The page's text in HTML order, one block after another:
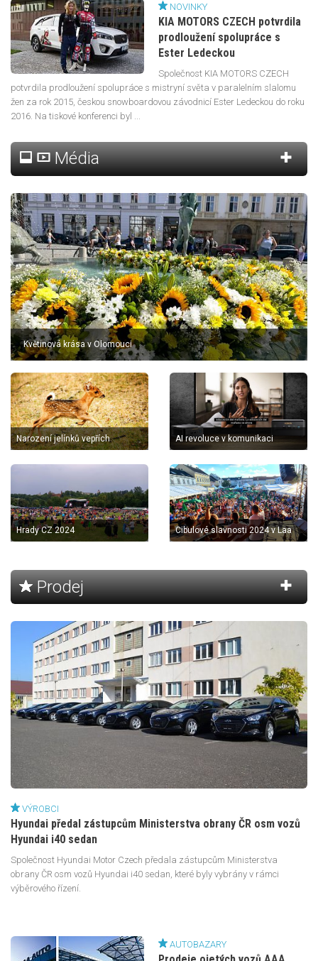
NOVINKY
KIA MOTORS CZECH potvrdila
prodloužení spolupráce s
Ester Ledeckou
Společnost KIA MOTORS CZECH
potvrdila prodloužení spolupráce s mistryní světa v paralelním slalomu
žen za rok 2015, českou snowboardovou závodnicí Ester Ledeckou do roku
2016. Na tiskové konferenci byl ...
Média
Květinová krása v Olomouci
Narození jelínků vepřích AI revoluce v komunikaci
Hrady CZ 2024 Cibulové slavnosti 2024 v Laa
Prodej
VÝROBCI
Hyundai předal zástupcům Ministerstva obrany ČR osm vozů
Hyundai i40 sedan
Společnost Hyundai Motor Czech předala zástupcům Ministerstva
obrany ČR osm vozů Hyundai i40 sedan, které byly vybrány v rámci
výběrového řízení.
AUTOBAZARY